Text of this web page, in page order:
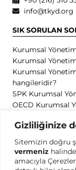
Gizliliğinize
Sitemizin doğru
vermeniz
amacıyla
info@tkyd.org
SIK SORULAN
Kurumsal
Kurumsal
Kurumsal
hangileridir?
SPK Kurumsal
OECD Kurumsal
GİZLİLİK
Gizlilik Politikası
Kullanım Koşulları
Kişisel Verilerin